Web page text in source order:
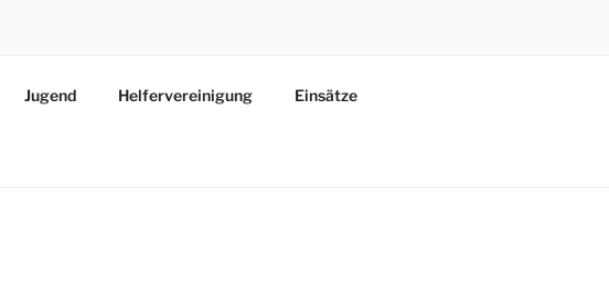
Jugend Helfervereinigung Einsätze